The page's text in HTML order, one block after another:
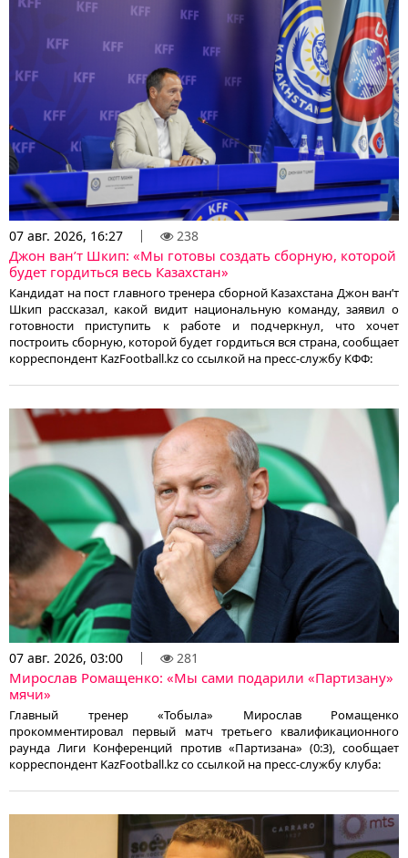
07 авг. 2026, 16:27 238
Джон ван’т Шкип: «Мы готовы создать сборную, которой
будет гордиться весь Казахстан»
Кандидат на пост главного тренера сборной Казахстана Джон ван’т
Шкип рассказал, какой видит национальную команду, заявил о
готовности приступить к работе и подчеркнул, что хочет
построить сборную, которой будет гордиться вся страна, сообщает
корреспондент KazFootball.kz со ссылкой на пресс-службу КФФ:
07 авг. 2026, 03:00 281
Мирослав Ромащенко: «Мы сами подарили «Партизану»
мячи»
Главный тренер «Тобыла» Мирослав Ромащенко
прокомментировал первый матч третьего квалификационного
раунда Лиги Конференций против «Партизана» (0:3), сообщает
корреспондент KazFootball.kz со ссылкой на пресс-службу клуба: